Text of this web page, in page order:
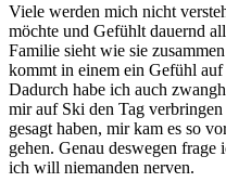
Viele werden mich nicht
möchte und Gefühlt dauernd
Familie sieht wie sie
kommt in einem ein Gefühl
Dadurch habe ich auch
mir auf Ski den Tag
gesagt haben, mir kam es so
gehen. Genau deswegen
ich will niemanden nerven.